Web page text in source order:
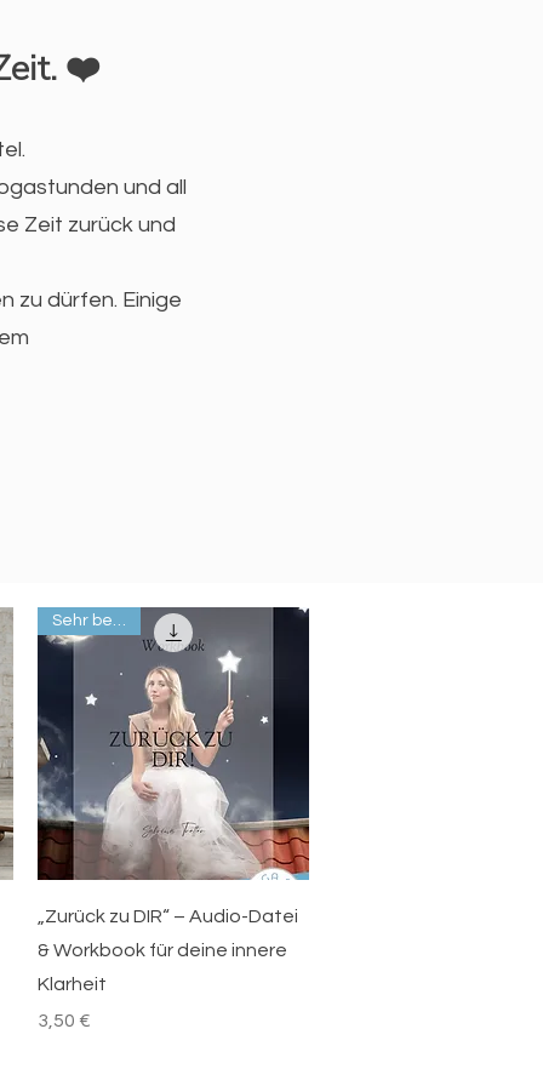
❤️
und all
Zeit zurück und
zu dürfen. Einige
Schnellansicht
Sehr beliebt
„Zurück zu DIR“ – Audio-Datei
& Workbook für deine innere
Klarheit
Preis
3,50 €